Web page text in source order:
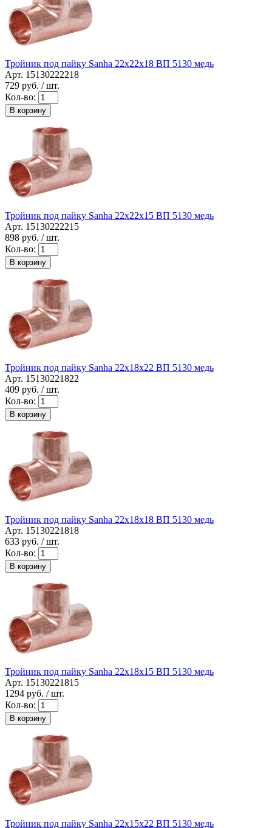
Тройник под пайку Sanha 22x22x18 ВП 5130 медь
Арт. 15130222218
729 руб. / шт.
Кол-во:
В корзину
Тройник под пайку Sanha 22x22x15 ВП 5130 медь
Арт. 15130222215
898 руб. / шт.
Кол-во:
В корзину
Тройник под пайку Sanha 22x18x22 ВП 5130 медь
Арт. 15130221822
409 руб. / шт.
Кол-во:
В корзину
Тройник под пайку Sanha 22x18x18 ВП 5130 медь
Арт. 15130221818
633 руб. / шт.
Кол-во:
В корзину
Тройник под пайку Sanha 22x18x15 ВП 5130 медь
Арт. 15130221815
1294 руб. / шт.
Кол-во:
В корзину
Тройник под пайку Sanha 22x15x22 ВП 5130 медь